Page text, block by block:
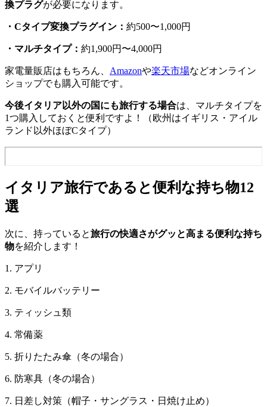
換プラグが必要になります。
・Cタイプ変換プラグイン： 約500〜1,000円
・マルチタイプ： 約1,900円〜4,000円
家電量販店はもちろん、 Amazonや楽天市場などオンライン
ショップでも購入可能です。
今後イタリア以外の国にも旅行する場合は、マルチタイプを
1つ購入しておくと便利ですよ！（欧州はイギリス・アイル
ランド以外ほぼCタイプ）
イタリア旅行であると便利な持ち物12
選
次に、持っていると旅行の快適さがグッと高まる便利な持ち
物を紹介します！
1. アプリ
2. モバイルバッテリー
3. ティッシュ類
4. 常備薬
5. 折りたたみ傘（冬の場合）
6. 防寒具（冬の場合）
7. 日差し対策（帽子・サングラス・日焼け止め）